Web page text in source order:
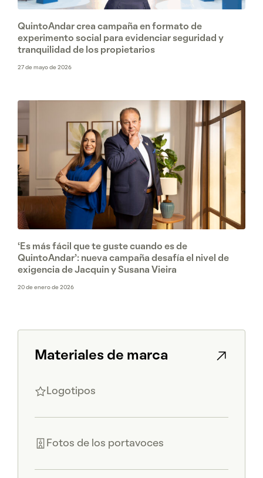
QuintoAndar crea campaña en formato de
experimento social para evidenciar seguridad y
tranquilidad de los propietarios
27 de mayo de 2026
‘Es más fácil que te guste cuando es de
QuintoAndar’: nueva campaña desafía el nivel de
exigencia de Jacquin y Susana Vieira
20 de enero de 2026
Materiales de marca
Logotipos
Fotos de los portavoces